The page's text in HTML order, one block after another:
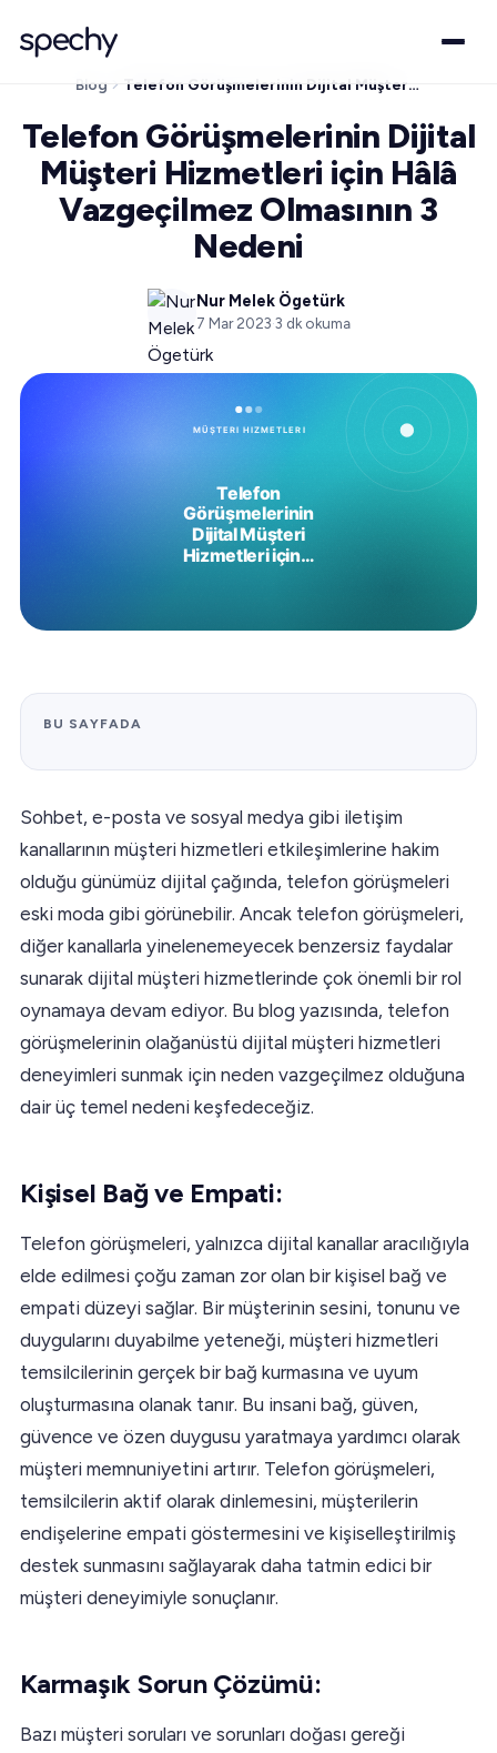
Blog Telefon Görüşmelerinin Dijital Müşteri Hizmetleri için Hâlâ Vazgeçilmez Olmasının 3 Nedeni
Telefon Görüşmelerinin Dijital
Müşteri Hizmetleri için Hâlâ
Vazgeçilmez Olmasının 3
Nedeni
Nur Melek Ögetürk
7 Mar 2023·3 dk okuma
BU SAYFADA
Sohbet, e-posta ve sosyal medya gibi iletişim
kanallarının müşteri hizmetleri etkileşimlerine hakim
olduğu günümüz dijital çağında, telefon görüşmeleri
eski moda gibi görünebilir. Ancak telefon görüşmeleri,
diğer kanallarla yinelenemeyecek benzersiz faydalar
sunarak dijital müşteri hizmetlerinde çok önemli bir rol
oynamaya devam ediyor. Bu blog yazısında, telefon
görüşmelerinin olağanüstü dijital müşteri hizmetleri
deneyimleri sunmak için neden vazgeçilmez olduğuna
dair üç temel nedeni keşfedeceğiz.
Kişisel Bağ ve Empati:
Telefon görüşmeleri, yalnızca dijital kanallar aracılığıyla
elde edilmesi çoğu zaman zor olan bir kişisel bağ ve
empati düzeyi sağlar. Bir müşterinin sesini, tonunu ve
duygularını duyabilme yeteneği, müşteri hizmetleri
temsilcilerinin gerçek bir bağ kurmasına ve uyum
oluşturmasına olanak tanır. Bu insani bağ, güven,
güvence ve özen duygusu yaratmaya yardımcı olarak
müşteri memnuniyetini artırır. Telefon görüşmeleri,
temsilcilerin aktif olarak dinlemesini, müşterilerin
endişelerine empati göstermesini ve kişiselleştirilmiş
destek sunmasını sağlayarak daha tatmin edici bir
müşteri deneyimiyle sonuçlanır.
Karmaşık Sorun Çözümü:
Bazı müşteri soruları ve sorunları doğası gereği